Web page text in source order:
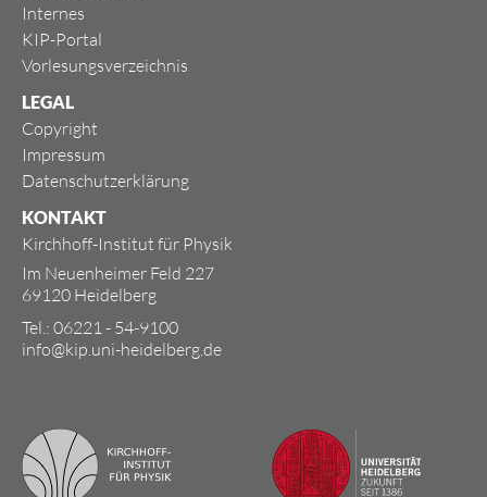
Internes
KIP-Portal
Vorlesungsverzeichnis
LEGAL
Copyright
Impressum
Datenschutzerklärung
KONTAKT
Kirchhoff-Institut für Physik
Im Neuenheimer Feld 227
69120 Heidelberg
Tel.: 06221 - 54-9100
info@kip.uni-heidelberg.de